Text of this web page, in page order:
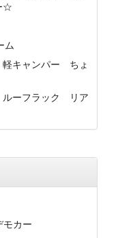
☆
ム
キャンパー ちょ
ーフラック リア
モカー